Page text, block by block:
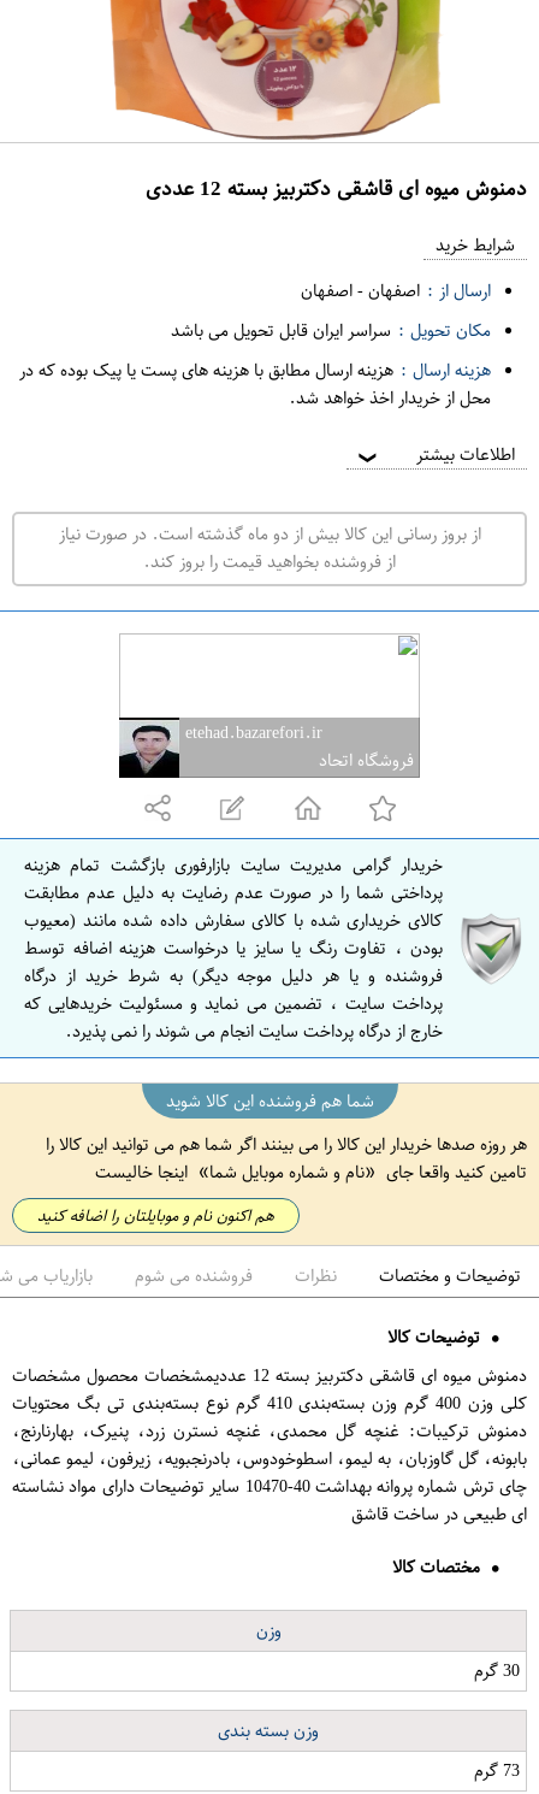
دمنوش میوه ای قاشقی دکتربیز بسته 12 عددی
ر
ت
ه
ر
ا
ص
ف
ه
ن
ا
ص
ف
ه
ا
ن
شرایط خرید
ارسال از : اصفهان-اصفهان
مکان تحویل : سراسر ایران قابل تحویل می باشد
هزینه ارسال : هزینه ارسال مطابق با هزینه های پست یا پیک بوده که در
محل از خریدار اخذ خواهد شد.
اطلاعات بیشتر ❯
از بروز رسانی این کالا بیش از دو ماه گذشته است. در صورت نیاز
از فروشنده بخواهید قیمت را بروز کند.
etehad.bazarefori.ir
فروشگاه اتحاد
خریدار گرامی مدیریت سایت بازارفوری بازگشت تمام هزینه
پرداختی شما را در صورت عدم رضایت به دلیل عدم مطابقت
کالای خریداری شده با کالای سفارش داده شده مانند (معیوب
بودن ، تفاوت رنگ یا سایز یا درخواست هزینه اضافه توسط
فروشنده و یا هر دلیل موجه دیگر) به شرط خرید از درگاه
پرداخت سایت ، تضمین می نماید و مسئولیت خریدهایی که
خارج از درگاه پرداخت سایت انجام می شوند را نمی پذیرد.
شما هم فروشنده این کالا شوید
هر روزه صدها خریدار این کالا را می بینند اگر شما هم می توانید این کالا را
تامین کنید واقعا جای
نام و شماره موبایل شما اینجا خالیست
هم اکنون نام و موبایلتان را اضافه کنید
توضیحات و مختصات نظرات فروشنده می شوم بازاریاب می
توضیحات کالا
دمنوش میوه ای قاشقی دکتربیز بسته 12 عددیمشخصات محصول مشخصات
کلی وزن 400 گرم وزن بسته‌بندی 410 گرم نوع بسته‌بندی تی بگ محتویات
دمنوش ترکیبات: غنچه گل محمدی، غنچه نسترن زرد، پنیرک، بهارنارنج،
بابونه، گل گاوزبان، به لیمو، اسطوخودوس، بادرنجبویه، زیرفون، لیمو عمانی،
چای ترش شماره پروانه بهداشت 40-10470 سایر توضیحات دارای مواد نشاسته
ای طبیعی در ساخت قاشق
مختصات کالا
وزن
30 گرم
وزن بسته بندی
73 گرم